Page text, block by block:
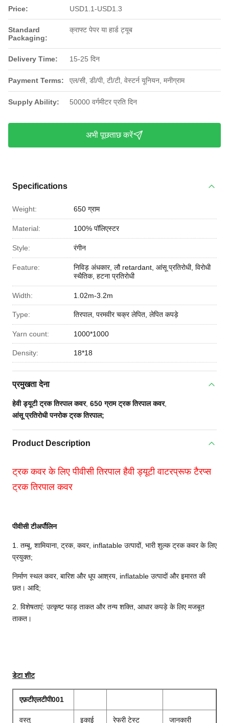
Price: USD1.1-USD1.3
Standard
Packaging:
क्राफ्ट पेपर या हार्ड ट्यूब
Delivery Time: 15-25 दिन
Payment Terms: एल/सी, डी/पी, टी/टी, वेस्टर्न यूनियन, मनीग्राम
Supply Ability: 50000 वर्गमीटर प्रति दिन
अभी पूछताछ करें
Specifications
Weight: 650 ग्राम
Material: 100% पॉलिएस्टर
Style: रंगीन
Feature:
निविड़ अंधकार, लौ retardant, आंसू प्रतिरोधी, विरोधी
स्थैतिक, हटना प्रतिरोधी
Width: 1.02m-3.2m
Type: तिरपाल, परमवीर चक्र लेपित, लेपित कपड़े
Yarn count: 1000*1000
Density: 18*18
प्रमुखता देना
हेवी ड्यूटी ट्रक तिरपाल कवर, 650 ग्राम ट्रक तिरपाल कवर,
आंसू प्रतिरोधी पनरोक ट्रक तिरपाल;
Product Description
ट्रक कवर के लिए पीवीसी तिरपाल हैवी ड्यूटी वाटरप्रूफ टैरप्स
ट्रक तिरपाल कवर
पीवीसी टीअर्पौलिन
1. तम्बू, शामियाना, ट्रक, कवर, inflatable उत्पादों, भारी शुल्क ट्रक कवर के लिए
प्रयुक्त;
निर्माण स्थल कवर, बारिश और धूप आश्रय, inflatable उत्पादों और इमारत की
छत। आदि;
2. विशेषताएं: उत्कृष्ट फाड़ ताकत और तन्य शक्ति, आधार कपड़े के लिए मजबूत
ताकत।
डेटा शीट
एफ़टीएलटीपी001
वस्तु इकाई रेफरी टेस्ट जानकारी